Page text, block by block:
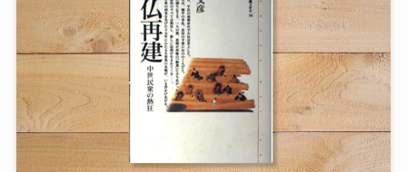
第一次インド遠征～ガンジス川の聖地を訪ねて
第二次インド遠征～インド中南部の遺跡を訪ねて
仏教聖地スリランカ紀行
第三次インド遠征～ブッダゆかりの地を巡る旅